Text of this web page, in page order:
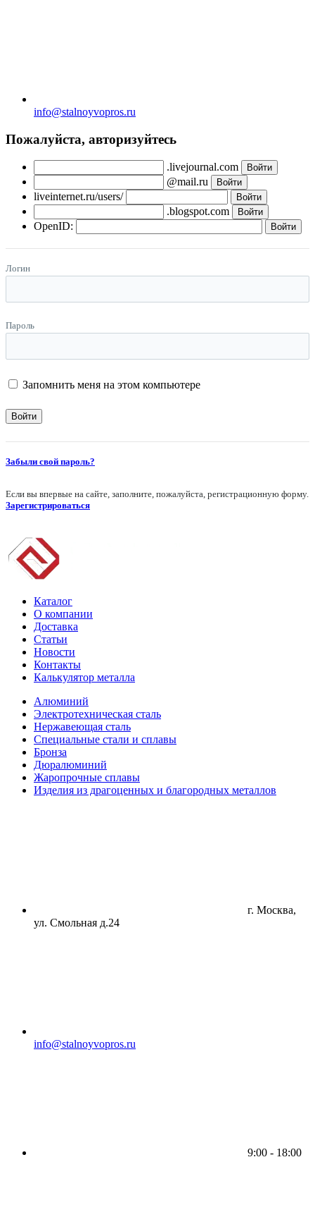
info@stalnoyvopros.ru
Пожалуйста, авторизуйтесь
.livejournal.com
@mail.ru
liveinternet.ru/users/
.blogspot.com
OpenID:
Логин
Пароль
Запомнить меня на этом компьютере
Забыли свой пароль?
Если вы впервые на сайте, заполните, пожалуйста, регистрационную форму.
Зарегистрироваться
Каталог
О компании
Доставка
Статьи
Новости
Контакты
Калькулятор металла
Алюминий
Электротехническая сталь
Нержавеющая сталь
Специальные стали и сплавы
Бронза
Дюралюминий
Жаропрочные сплавы
Изделия из драгоценных и благородных металлов
г. Москва,
ул. Смольная д.24
info@stalnoyvopros.ru
9:00 - 18:00